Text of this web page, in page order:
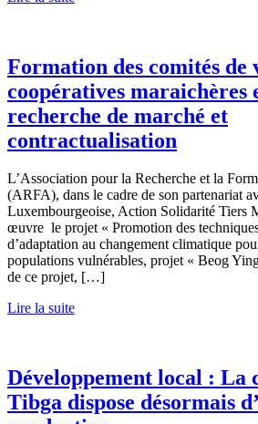
Formation des comités de
coopératives maraichères
recherche de marché et
contractualisation
L’Association pour la Recherche et la
(ARFA), dans le cadre de son partenariat
Luxembourgeoise, Action Solidarité Tiers
œuvre le projet « Promotion des
d’adaptation au changement climatique
populations vulnérables, projet « Beog
de ce projet, […]
Lire la suite
Développement local : La
Tibga dispose désormais